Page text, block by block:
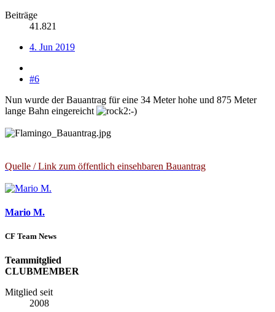
Beiträge
41.821
4. Jun 2019
#6
Nun wurde der Bauantrag für eine 34 Meter hohe und 875 Meter
lange Bahn eingereicht
Quelle / Link zum öffentlich einsehbaren Bauantrag
Mario M.
CF Team News
Teammitglied
CLUBMEMBER
Mitglied seit
2008